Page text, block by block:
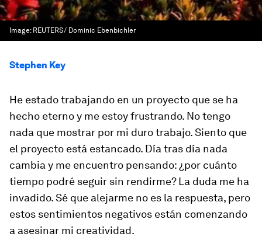
Image: REUTERS/ Dominic Ebenbichler
Stephen Key
He estado trabajando en un proyecto que se ha
hecho eterno y me estoy frustrando. No tengo
nada que mostrar por mi duro trabajo. Siento que
el proyecto está estancado. Día tras día nada
cambia y me encuentro pensando: ¿por cuánto
tiempo podré seguir sin rendirme? La duda me ha
invadido. Sé que alejarme no es la respuesta, pero
estos sentimientos negativos están comenzando
a asesinar mi creatividad.